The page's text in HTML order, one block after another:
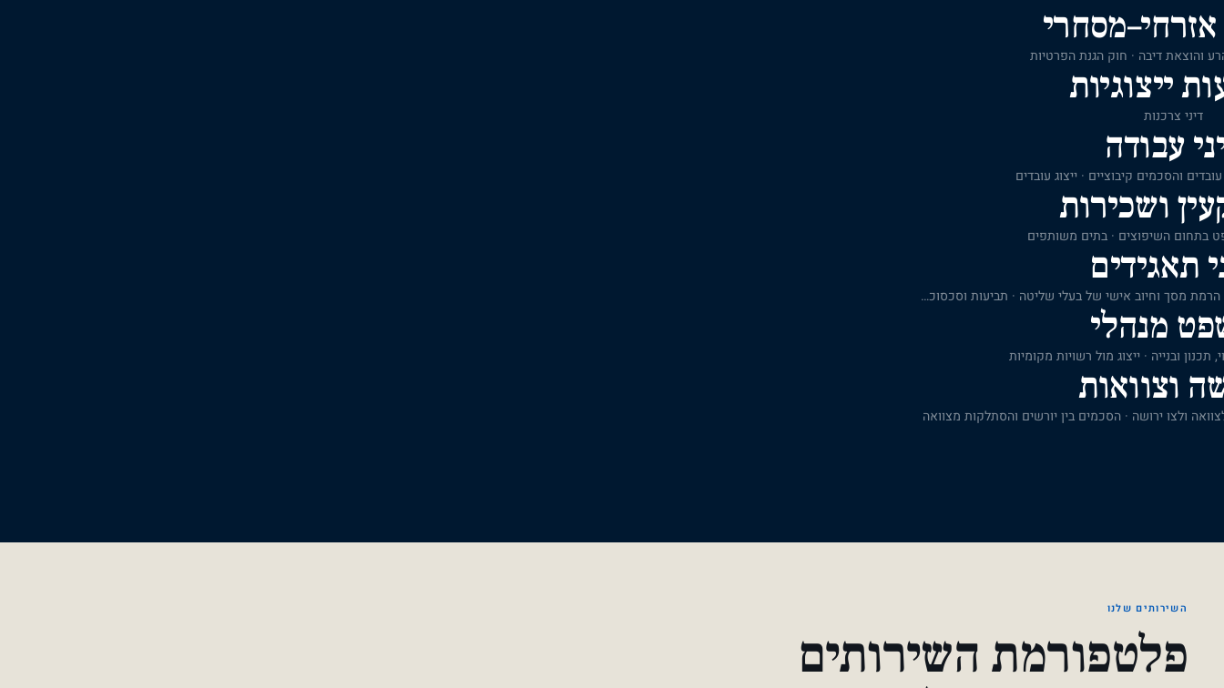
והוצאת דיבה · חוק הגנת הפרטיות
ייצוגיות
דיני צרכנות
עבודה
והסכמים קיבוציים · ייצוג עובדים
ושכירות
בתחום השיפוצים · בתים משותפים
תאגידים
ייצוג חברות ובעלי מניות בדיני תאגידים · הרמת מסך וחיוב אישי של בעלי שליטה · תביעות וסכסוכים בין בעלי מניות ושותפים
מנהלי
תכנון ובנייה · ייצוג מול רשויות מקומיות
וצוואות
ולצו ירושה · הסכמים בין יורשים והסתלקות מצוואה
השירותים שלנו
פלטפורמת השירותים